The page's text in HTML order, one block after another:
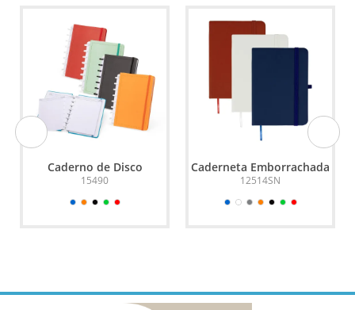
Caderno de Disco
15490
Caderneta Emborrachada
12514SN